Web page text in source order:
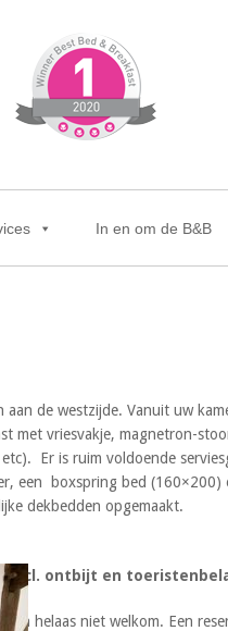
In en om de B&B
de westzijde. Vanuit uw
met vriesvakje, magnetron-
Er is ruim voldoende
een boxspring bed (160×200)
dekbedden opgemaakt.
incl. ontbijt en
zijn helaas niet welkom. Een